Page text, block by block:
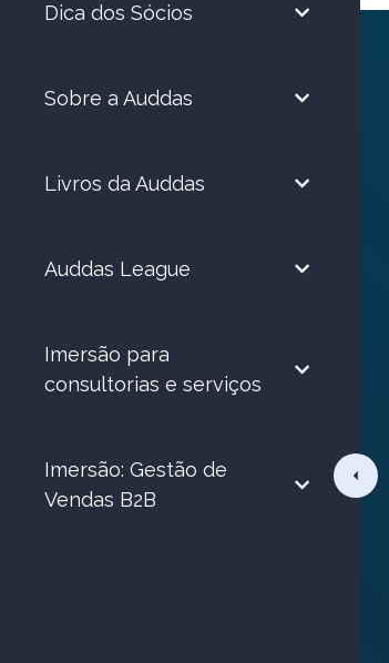
Dica dos Sócios
Sobre a Auddas
Livros da Auddas
Auddas League
Imersão para
consultorias e serviços
Imersão: Gestão de
Vendas B2B